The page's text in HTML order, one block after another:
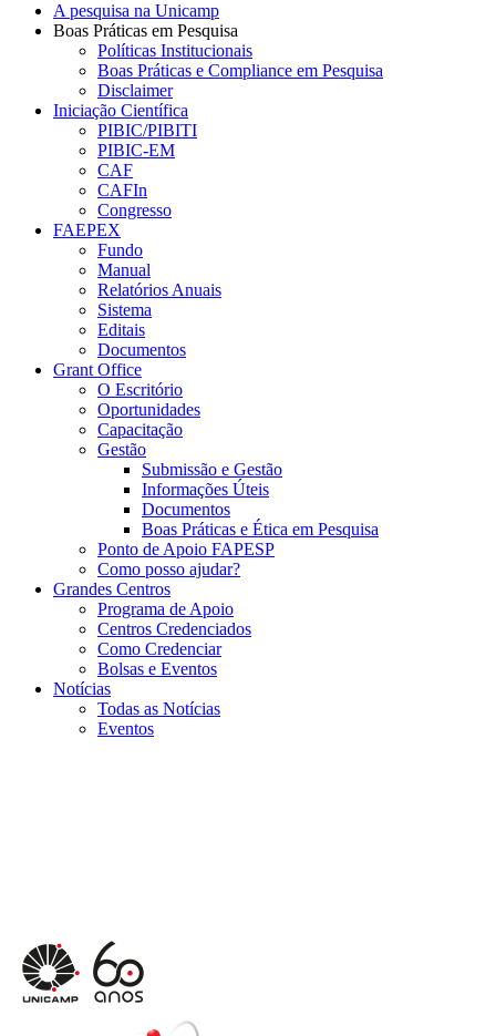
A pesquisa na Unicamp
Boas Práticas em Pesquisa
Políticas Institucionais
Boas Práticas e Compliance em Pesquisa
Disclaimer
Iniciação Científica
PIBIC/PIBITI
PIBIC-EM
CAF
CAFIn
Congresso
FAEPEX
Fundo
Manual
Relatórios Anuais
Sistema
Editais
Documentos
Grant Office
O Escritório
Oportunidades
Capacitação
Gestão
Submissão e Gestão
Informações Úteis
Documentos
Boas Práticas e Ética em Pesquisa
Ponto de Apoio FAPESP
Como posso ajudar?
Grandes Centros
Programa de Apoio
Centros Credenciados
Como Credenciar
Bolsas e Eventos
Notícias
Todas as Notícias
Eventos